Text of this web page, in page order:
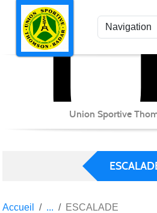
Union Sportive
Accueil ESCALADE
Panneau de gestion des cookies